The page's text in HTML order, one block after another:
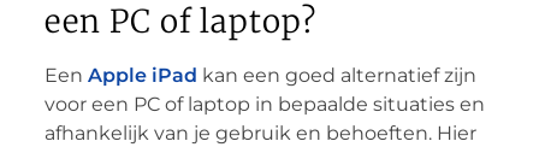
een PC of laptop?
Een Apple iPad kan een goed alternatief zijn
voor een PC of laptop in bepaalde situaties en
afhankelijk van je gebruik en behoeften. Hier